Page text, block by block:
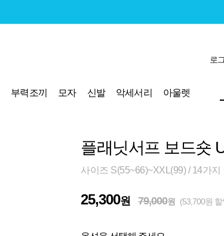
로
부력조끼 모자 신발 악세서리
아울렛
플래닛서프 보드숏
사이즈 S(55~66)~XXL(99) / 14가지
25,300원 79,000원 (53,700원